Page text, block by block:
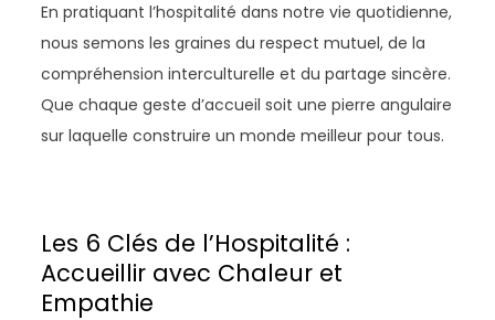
En pratiquant l’hospitalité dans notre vie quotidienne,
nous semons les graines du respect mutuel, de la
compréhension interculturelle et du partage sincère.
Que chaque geste d’accueil soit une pierre angulaire
sur laquelle construire un monde meilleur pour tous.
Les 6 Clés de l’Hospitalité :
Accueillir avec Chaleur et
Empathie